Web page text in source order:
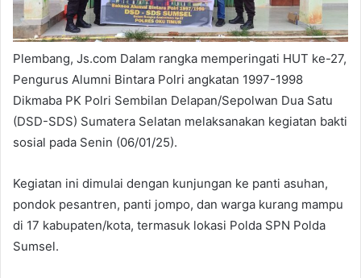
Plembang, Js.com Dalam rangka memperingati HUT ke-27,
Pengurus Alumni Bintara Polri angkatan 1997-1998
Dikmaba PK Polri Sembilan Delapan/Sepolwan Dua Satu
(DSD-SDS) Sumatera Selatan melaksanakan kegiatan bakti
sosial pada Senin (06/01/25).
Kegiatan ini dimulai dengan kunjungan ke panti asuhan,
pondok pesantren, panti jompo, dan warga kurang mampu
di 17 kabupaten/kota, termasuk lokasi Polda SPN Polda
Sumsel.